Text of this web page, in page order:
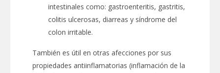
intestinales como: gastroenteritis, gastritis,
colitis ulcerosas, diarreas y síndrome del
colon irritable.
También es útil en otras afecciones por sus
propiedades antiinflamatorias (inflamación de la